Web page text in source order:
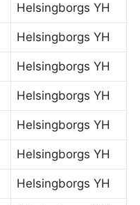
Helsingborgs YH
Helsingborgs YH
Helsingborgs YH
Helsingborgs YH
Helsingborgs YH
Helsingborgs YH
Helsingborgs YH